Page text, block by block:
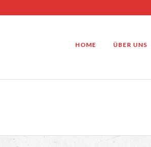
HOME ÜBER UNS